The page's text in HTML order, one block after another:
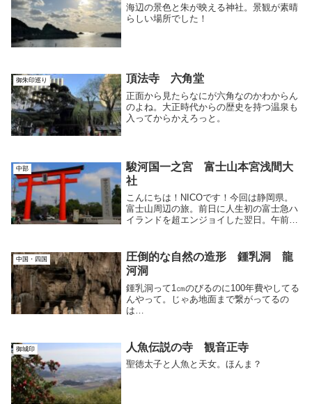
海辺の景色と朱が映える神社。景観が素晴
らしい場所でした！
御朱印巡り 頂法寺 六角堂
正面から見たらなにが六角なのかわからん
のよね。大正時代からの歴史を持つ温泉も
入ってからかえろっと。
中部
駿河国一之宮 富士山本宮浅間大
社
こんにちは！NICOです！今回は静岡県。
富士山周辺の旅。前日に人生初の富士急ハ
イランドを超エンジョイした翌日。午前中
な？神社概要富士山の南西。静岡県富士宮
市にある浅...
中国・四国
圧倒的な自然の造形 鍾乳洞 龍
河洞
鍾乳洞って1㎝のびるのに100年費やしてる
んやって。じゃあ地面まで繋がってるの
は…
御城印 人魚伝説の寺 観音正寺
聖徳太子と人魚と天女。ほんま？